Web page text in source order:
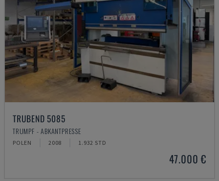
TRUBEND 5085
TRUMPF - ABKANTPRESSE
POLEN 2008 1.932 STD
47.000 €